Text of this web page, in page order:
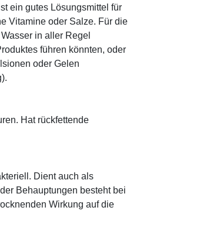
ein gutes Lösungsmittel für
Vitamine oder Salze. Für die
in aller Regel
führen könnten, oder
oder Gelen
Hat rückfettende
Dient auch als
Behauptungen besteht bei
Wirkung auf die